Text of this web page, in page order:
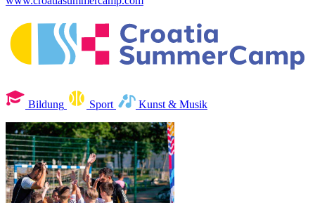
Bildung Sport Kunst & Musik